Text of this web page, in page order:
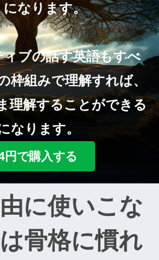
なります。
ブの話す英語もすべ
枠組みで理解すれば、
理解することができる
なります。
円で購入する
に使いこな
骨格に慣れ